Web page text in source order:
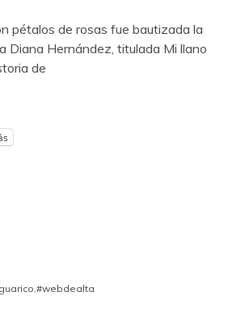
pétalos de rosas fue bautizada la
Diana Hernández, titulada Mi llano
de
,#webdealta